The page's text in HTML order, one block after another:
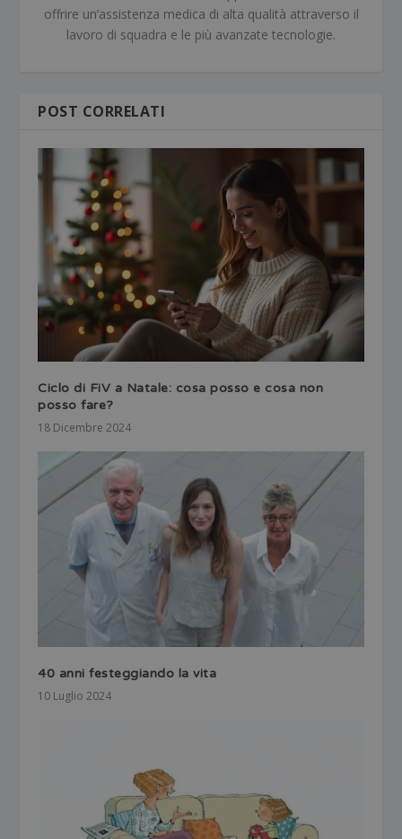
offrire un’assistenza medica di alta qualità attraverso il
lavoro di squadra e le più avanzate tecnologie.
POST CORRELATI
Ciclo di FiV a Natale: cosa posso e cosa non
posso fare?
18 Dicembre 2024
40 anni festeggiando la vita
10 Luglio 2024